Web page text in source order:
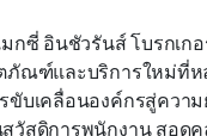
ซี่ อินชัวรันส์ โบรกเก
ภัณฑ์และบริการใหม่ที่ห
ขับเคลื่อนองค์กรสู่ควา
วัสดิการพนักงาน สอด